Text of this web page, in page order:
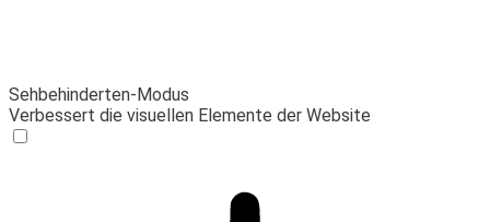
Sehbehinderten-Modus
Verbessert die visuellen Elemente der Website